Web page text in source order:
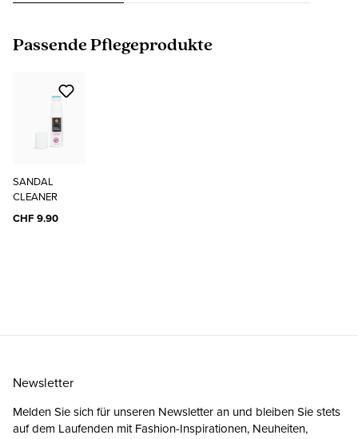
Produktgalerie überspringen
Passende Pflegeprodukte
SANDAL
CLEANER
CHF 9.90
Newsletter
Melden Sie sich für unseren Newsletter an und bleiben Sie stets
auf dem Laufenden mit Fashion-Inspirationen, Neuheiten,